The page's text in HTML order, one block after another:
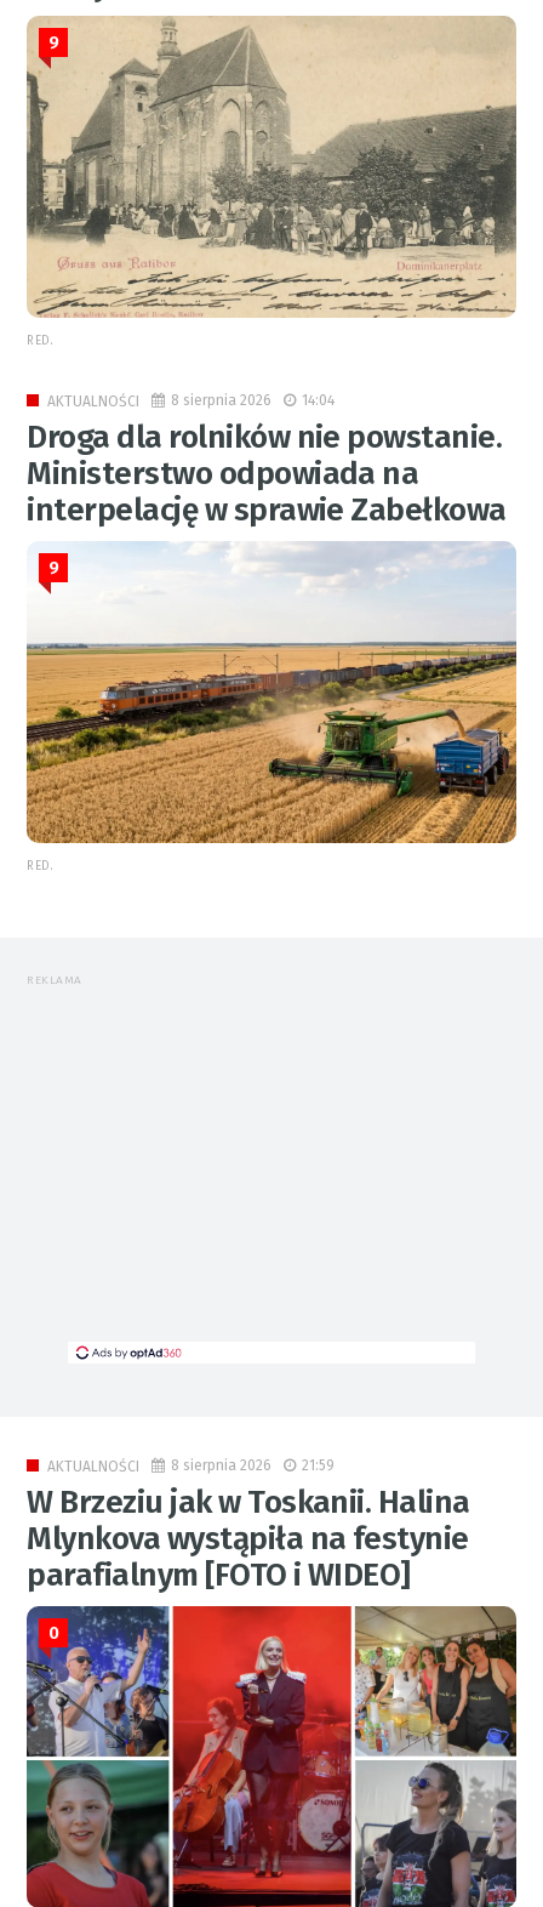
9
RED.
AKTUALNOŚCI 8 sierpnia 2026 14:04
Droga dla rolników nie powstanie.
Ministerstwo odpowiada na
interpelację w sprawie Zabełkowa
9
RED.
REKLAMA
AKTUALNOŚCI 8 sierpnia 2026 21:59
W Brzeziu jak w Toskanii. Halina
Mlynkova wystąpiła na festynie
parafialnym [FOTO i WIDEO]
0